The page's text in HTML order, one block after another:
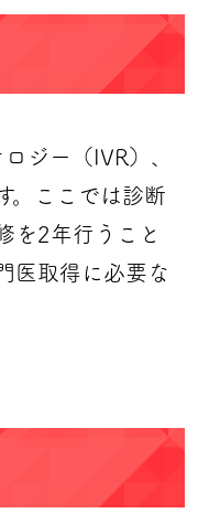
ジー（IVR）、
。ここでは診断
を2年行うこと
医取得に必要な